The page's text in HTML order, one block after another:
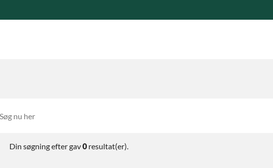
Din søgning eftergav0 resultat(er).